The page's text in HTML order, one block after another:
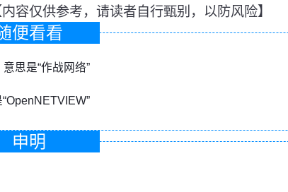
容仅供参考，请读者自行甄别，以防风险】
便看看
思是“作战网络”
申明